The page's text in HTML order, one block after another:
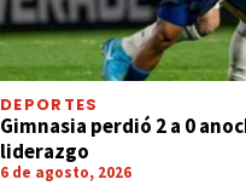
DEPORTES
Gimnasia perdió 2 a 0
liderazgo
6 de agosto, 2026